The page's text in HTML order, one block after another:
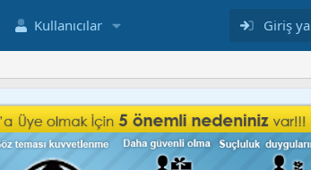
Kullanıcılar Giriş